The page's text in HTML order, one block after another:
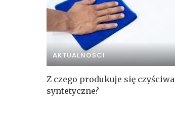
AKTUALNOŚCI
Z czego produkuje się czyściwa
syntetyczne?